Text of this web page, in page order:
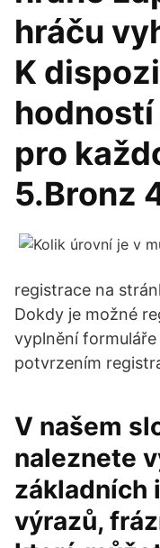
hráču
K
hodností
pro
5.Bronz
registrace na
Dokdy je možné
vyplnění
potvrzením
V našem
naleznete
základních
výrazů,